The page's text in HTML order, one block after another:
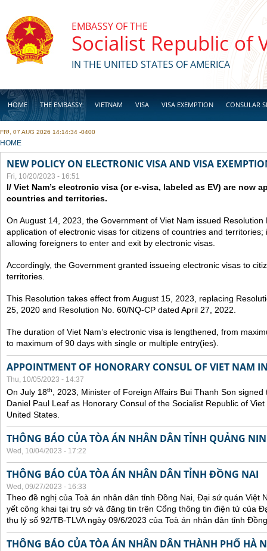
EMBASSY OF THE
Socialist Republic of
IN THE UNITED STATES OF AMERICA
HOME THE EMBASSY VIETNAM VISA VISA EXEMPTION CONSULAR
BUSINESS
FRI, 07 AUG 2026 14:14:34 -0400
YOU ARE HERE
HOME
NEW POLICY ON ELECTRONIC VISA AND VISA
Fri, 10/20/2023 - 16:51
I/ Viet Nam’s electronic visa (or e-visa, labeled as EV) are now
countries and territories.
On August 14, 2023, the Government of Viet Nam issued
application of electronic visas for citizens of countries and
allowing foreigners to enter and exit by electronic visas.
Accordingly, the Government granted issueing electronic visas to
territories.
This Resolution takes effect from August 15, 2023, replacing
25, 2020 and Resolution No. 60/NQ-CP dated April 27, 2022.
The duration of Viet Nam’s electronic visa is lengthened, from
to maximum of 90 days with single or multiple entry(ies).
APPOINTMENT OF HONORARY CONSUL OF VIET NAM
Thu, 10/05/2023 - 14:37
On July 18th
, 2023, Minister of Foreign Affairs Bui Thanh Son
Daniel Paul Leaf as Honorary Consul of the Socialist Republic of
United States.
THÔNG BÁO CỦA TÒA ÁN NHÂN DÂN TỈNH QUẢNG
Wed, 10/04/2023 - 17:22
THÔNG BÁO CỦA TÒA ÁN NHÂN DÂN TỈNH ĐỒNG NAI
Wed, 09/27/2023 - 16:33
Theo đề nghị của Toà án nhân dân tỉnh Đồng Nai, Đại sứ quán Việt
yết công khai tại trụ sở và đăng tin trên Cổng thông tin điện tử của
thụ lý số 92/TB-TLVA ngày 09/6/2023 của Toà án nhân dân tỉnh
THÔNG BÁO CỦA TÒA ÁN NHÂN DÂN THÀNH PHỐ HÀ